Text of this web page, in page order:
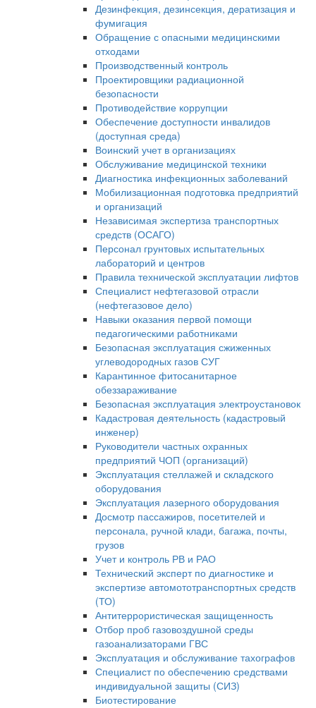
Дезинфекция, дезинсекция, дератизация и
фумигация
Обращение с опасными медицинскими
отходами
Производственный контроль
Проектировщики радиационной
безопасности
Противодействие коррупции
Обеспечение доступности инвалидов
(доступная среда)
Воинский учет в организациях
Обслуживание медицинской техники
Диагностика инфекционных заболеваний
Мобилизационная подготовка предприятий
и организаций
Независимая экспертиза транспортных
средств (ОСАГО)
Персонал грунтовых испытательных
лабораторий и центров
Правила технической эксплуатации лифтов
Специалист нефтегазовой отрасли
(нефтегазовое дело)
Навыки оказания первой помощи
педагогическими работниками
Безопасная эксплуатация сжиженных
углеводородных газов СУГ
Карантинное фитосанитарное
обеззараживание
Безопасная эксплуатация электроустановок
Кадастровая деятельность (кадастровый
инженер)
Руководители частных охранных
предприятий ЧОП (организаций)
Эксплуатация стеллажей и складского
оборудования
Эксплуатация лазерного оборудования
Досмотр пассажиров, посетителей и
персонала, ручной клади, багажа, почты,
грузов
Учет и контроль РВ и РАО
Технический эксперт по диагностике и
экспертизе автомототранспортных средств
(ТО)
Антитеррористическая защищенность
Отбор проб газовоздушной среды
газоанализаторами ГВС
Эксплуатация и обслуживание тахографов
Специалист по обеспечению средствами
индивидуальной защиты (СИЗ)
Биотестирование